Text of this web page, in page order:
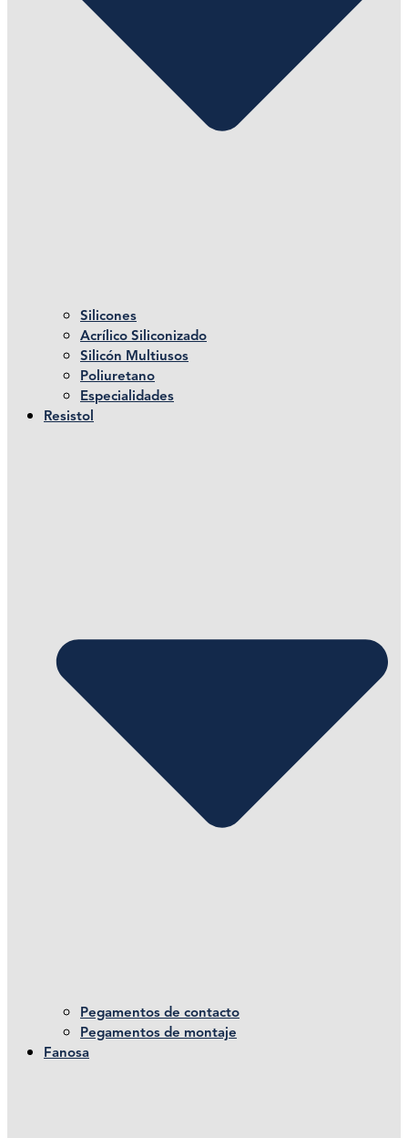
Silicones
Acrílico Siliconizado
Silicón Multiusos
Poliuretano
Especialidades
Resistol
Pegamentos de contacto
Pegamentos de montaje
Fanosa